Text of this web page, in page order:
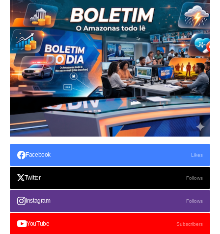
Facebook Likes
Twitter Follows
Instagram Follows
YouTube Subscribers